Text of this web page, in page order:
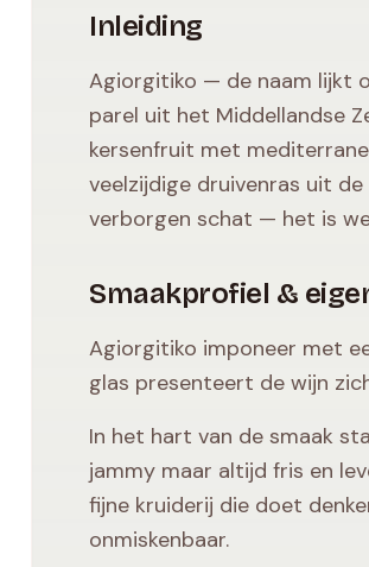
Inleiding
Agiorgitiko — de naam lijkt
parel uit het Middellandse
kersenfruit met
veelzijdige druivenras uit
verborgen schat — het is
Smaakprofiel &
Agiorgitiko imponeer met
glas presenteert de wijn
In het hart van de smaak
jammy maar altijd fris en
fijne kruiderij die doet
onmiskenbaar.